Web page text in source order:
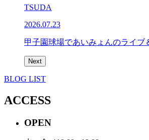
TSUDA
2026.07.23
甲子園球場であいみょんのライブ
Next
BLOG LIST
ACCESS
OPEN